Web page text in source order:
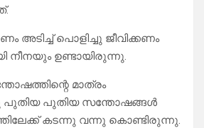
അടിച്ച് പൊളിച്ചു ജീവിക്കണം
നീനയും ഉണ്ടായിരുന്നു.
മാത്രം
പുതിയ പുതിയ സന്തോഷങ്ങൾ
കടന്നു വന്നു കൊണ്ടിരുന്നു.